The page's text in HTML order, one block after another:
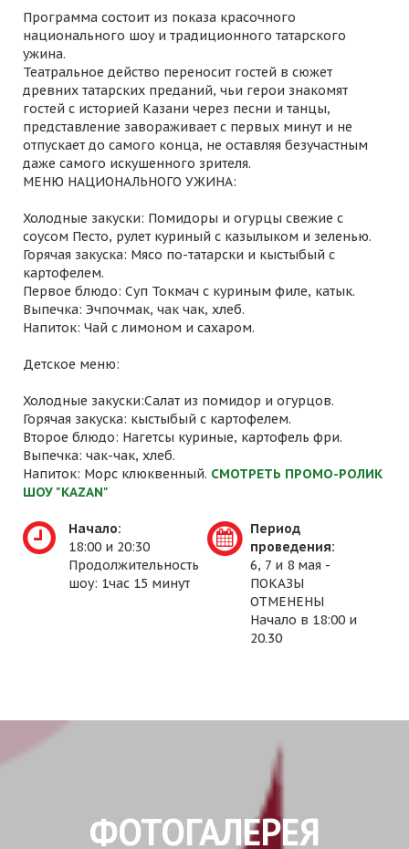
Программа состоит из показа красочного
национального шоу и традиционного татарского
ужина.
Театральное действо переносит гостей в сюжет
древних татарских преданий, чьи герои знакомят
гостей с историей Казани через песни и танцы,
представление завораживает с первых минут и не
отпускает до самого конца, не оставляя безучастным
даже самого искушенного зрителя.
МЕНЮ НАЦИОНАЛЬНОГО УЖИНА:
Холодные закуски: Помидоры и огурцы свежие с
соусом Песто, рулет куриный с казылыком и зеленью.
Горячая закуска: Мясо по-татарски и кыстыбый с
картофелем.
Первое блюдо: Суп Токмач с куриным филе, катык.
Выпечка: Эчпочмак, чак чак, хлеб.
Напиток: Чай с лимоном и сахаром.
Детское меню:
Холодные закуски:Салат из помидор и огурцов.
Горячая закуска: кыстыбый с картофелем.
Второе блюдо: Нагетсы куриные, картофель фри.
Выпечка: чак-чак, хлеб.
Напиток: Морс клюквенный. СМОТРЕТЬ ПРОМО-РОЛИК
ШОУ "KAZAN"
Начало:
18:00 и 20:30
Продолжительность
шоу: 1час 15 минут
Период
проведения:
6, 7 и 8 мая -
ПОКАЗЫ
ОТМЕНЕНЫ
Начало в 18:00 и
20.30
ФОТОГАЛЕРЕЯ